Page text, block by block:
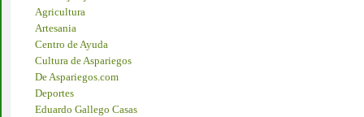
Agricultura
Artesania
Centro de Ayuda
Cultura de Aspariegos
De Aspariegos.com
Deportes
Eduardo Gallego Casas